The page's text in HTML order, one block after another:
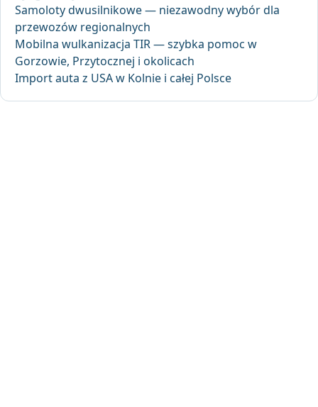
Samoloty dwusilnikowe — niezawodny wybór dla
przewozów regionalnych
Mobilna wulkanizacja TIR — szybka pomoc w
Gorzowie, Przytocznej i okolicach
Import auta z USA w Kolnie i całej Polsce